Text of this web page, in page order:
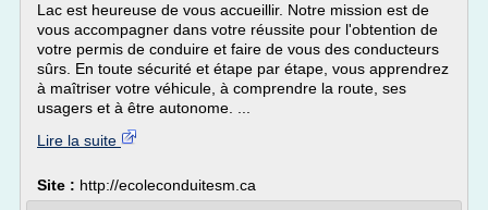
Lac est heureuse de vous accueillir. Notre mission est de
vous accompagner dans votre réussite pour l'obtention de
votre permis de conduire et faire de vous des conducteurs
sûrs. En toute sécurité et étape par étape, vous apprendrez
à maîtriser votre véhicule, à comprendre la route, ses
usagers et à être autonome. ...
Lire la suite
Site : http://ecoleconduitesm.ca